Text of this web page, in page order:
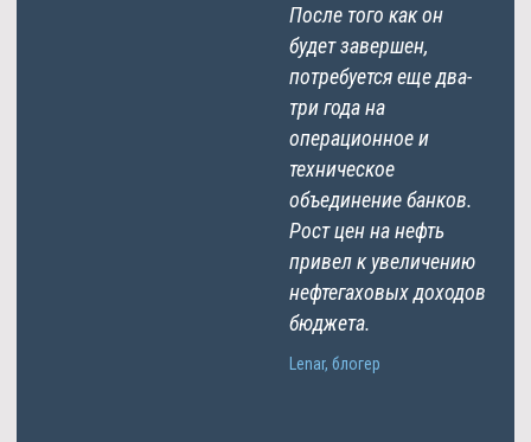
После того как он
будет завершен,
потребуется еще два-
три года на
операционное и
техническое
объединение банков.
Рост цен на нефть
привел к увеличению
нефтегаховых доходов
бюджета.
Lenar, блогер